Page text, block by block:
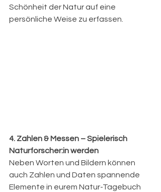
Schönheit der Natur auf eine
persönliche Weise zu erfassen.
4. Zahlen & Messen – Spielerisch
Naturforscher:in werden
Neben Worten und Bildern können
auch Zahlen und Daten spannende
Elemente in eurem Natur-Tagebuch